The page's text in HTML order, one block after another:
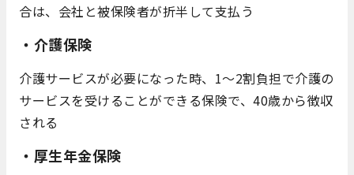
合は、会社と被保険者が折半して支払う
・介護保険
介護サービスが必要になった時、1～2割負担で介護の
サービスを受けることができる保険で、40歳から徴収
される
・厚生年金保険